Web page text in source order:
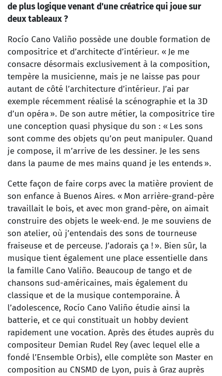
de plus logique venant d'une créatrice qui joue sur
deux tableaux ?
Rocío Cano Valiño possède une double formation de
compositrice et d’architecte d’intérieur. « Je me
consacre désormais exclusivement à la composition,
tempère la musicienne, mais je ne laisse pas pour
autant de côté l’architecture d’intérieur. J’ai par
exemple récemment réalisé la scénographie et la 3D
d’un opéra ». De son autre métier, la compositrice tire
une conception quasi physique du son : « Les sons
sont comme des objets qu’on peut manipuler. Quand
je compose, il m’arrive de les dessiner. Je les sens
dans la paume de mes mains quand je les entends ».
Cette façon de faire corps avec la matière provient de
son enfance à Buenos Aires. « Mon arrière-grand-père
travaillait le bois, et avec mon grand-père, on aimait
construire des objets le week-end. Je me souviens de
son atelier, où j’entendais des sons de tourneuse
fraiseuse et de perceuse. J’adorais ça ! ». Bien sûr, la
musique tient également une place essentielle dans
la famille Cano Valiño. Beaucoup de tango et de
chansons sud-américaines, mais également du
classique et de la musique contemporaine. À
l’adolescence, Rocío Cano Valiño étudie ainsi la
batterie, et ce qui constituait un hobby devient
rapidement une vocation. Après des études auprès du
compositeur Demian Rudel Rey (avec lequel elle a
fondé l’Ensemble Orbis), elle complète son Master en
composition au CNSMD de Lyon, puis à Graz auprès